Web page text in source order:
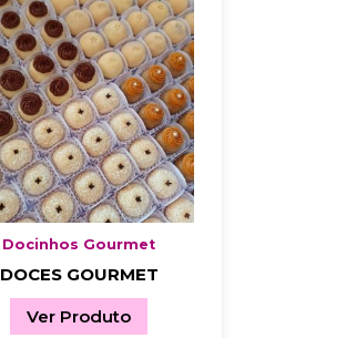
Docinhos Gourmet
DOCES GOURMET
Ver Produto